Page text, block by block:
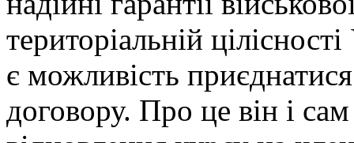
територіальній
є можливість
договору. Про це він і